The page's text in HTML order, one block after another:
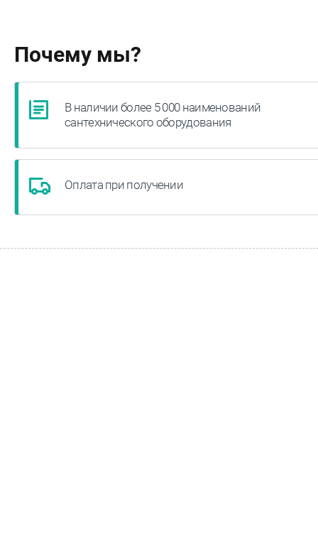
Почему мы?
В наличии более 5 000 наименований
сантехнического оборудования
Оплата при получении